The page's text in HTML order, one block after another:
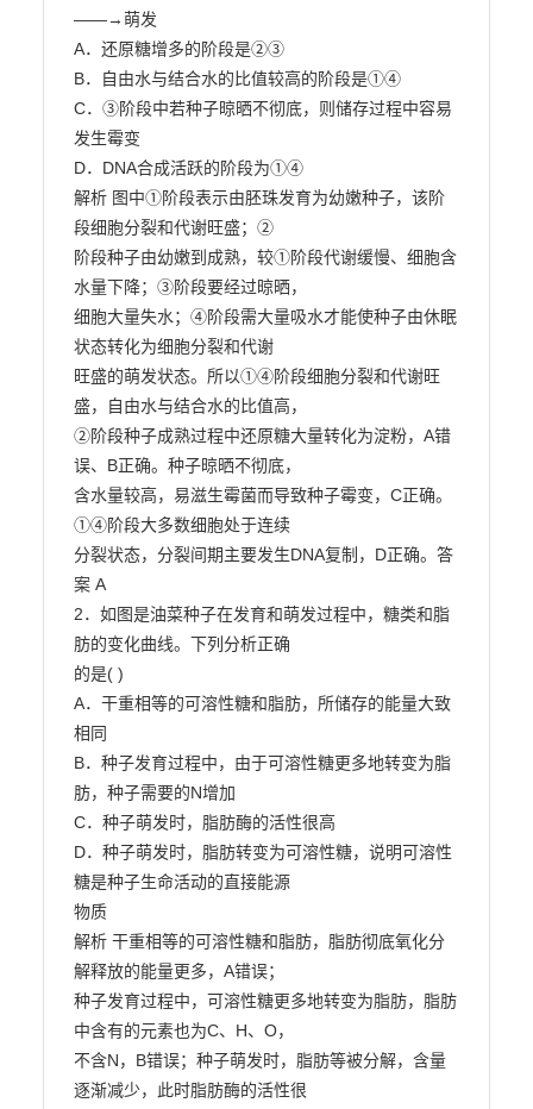
――→萌发
A．还原糖增多的阶段是②③
B．自由水与结合水的比值较高的阶段是①④
C．③阶段中若种子晾晒不彻底，则储存过程中容易
发生霉变
D．DNA合成活跃的阶段为①④
解析 图中①阶段表示由胚珠发育为幼嫩种子，该阶
段细胞分裂和代谢旺盛；②
阶段种子由幼嫩到成熟，较①阶段代谢缓慢、细胞含
水量下降；③阶段要经过晾晒，
细胞大量失水；④阶段需大量吸水才能使种子由休眠
状态转化为细胞分裂和代谢
旺盛的萌发状态。所以①④阶段细胞分裂和代谢旺
盛，自由水与结合水的比值高，
②阶段种子成熟过程中还原糖大量转化为淀粉，A错
误、B正确。种子晾晒不彻底，
含水量较高，易滋生霉菌而导致种子霉变，C正确。
①④阶段大多数细胞处于连续
分裂状态，分裂间期主要发生DNA复制，D正确。答
案 A
2．如图是油菜种子在发育和萌发过程中，糖类和脂
肪的变化曲线。下列分析正确
的是( )
A．干重相等的可溶性糖和脂肪，所储存的能量大致
相同
B．种子发育过程中，由于可溶性糖更多地转变为脂
肪，种子需要的N增加
C．种子萌发时，脂肪酶的活性很高
D．种子萌发时，脂肪转变为可溶性糖，说明可溶性
糖是种子生命活动的直接能源
物质
解析 干重相等的可溶性糖和脂肪，脂肪彻底氧化分
解释放的能量更多，A错误；
种子发育过程中，可溶性糖更多地转变为脂肪，脂肪
中含有的元素也为C、H、O，
不含N，B错误；种子萌发时，脂肪等被分解，含量
逐渐减少，此时脂肪酶的活性很